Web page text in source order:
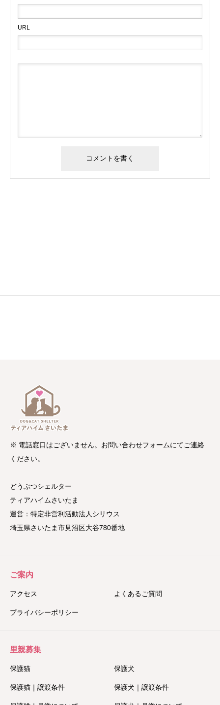
URL
※ 電話窓口はございません。お問い合わせフォームにてご連絡
ください。
どうぶつシェルター
ティアハイムさいたま
運営：特定非営利活動法人シリウス
埼玉県さいたま市見沼区大谷780番地
ご案内
アクセス よくあるご質問
プライバシーポリシー
里親募集
保護猫 保護犬
保護猫｜譲渡条件 保護犬｜譲渡条件